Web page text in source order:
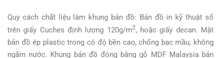
Quy cách chất liệu làm khung bản đồ: Bản đồ in kỹ thuật số
trên giấy Cuches định lượng 120g/m2, hoặc giấy decan. Mặt
bản đồ ép plastic trong có độ bền cao, chống bạc mầu, không
ngấm nước. Khung bản đồ đóng bằng gỗ MDF Malaysia bản